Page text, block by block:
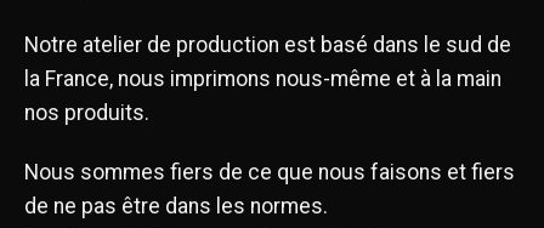
Notre atelier de production est basé dans le sud de
la France, nous imprimons nous-même et à la main
nos produits.
Nous sommes fiers de ce que nous faisons et fiers
de ne pas être dans les normes.